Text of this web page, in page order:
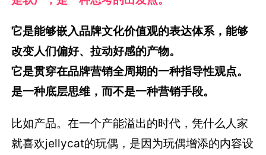
它是能够嵌入品牌文化价值观的表达体系，能够
改变人们偏好、拉动好感的产物。
它是贯穿在品牌营销全周期的一种指导性观点。
是一种底层思维，而不是一种营销手段。
比如产品。在一个产能溢出的时代，凭什么人家
就喜欢jellycat的玩偶，是因为玩偶增添的内容设